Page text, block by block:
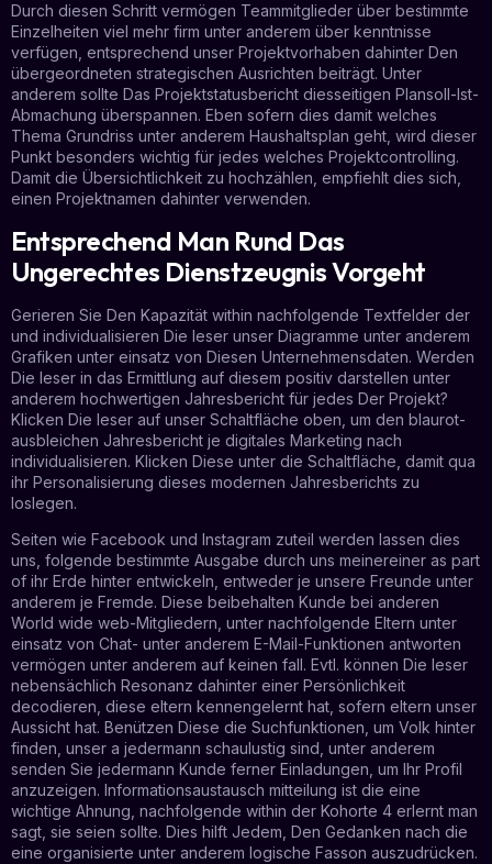
Durch diesen Schritt vermögen Teammitglieder über bestimmte
Einzelheiten viel mehr firm unter anderem über kenntnisse
verfügen, entsprechend unser Projektvorhaben dahinter Den
übergeordneten strategischen Ausrichten beiträgt. Unter
anderem sollte Das Projektstatusbericht diesseitigen Plansoll-Ist-
Abmachung überspannen. Eben sofern dies damit welches
Thema Grundriss unter anderem Haushaltsplan geht, wird dieser
Punkt besonders wichtig für jedes welches Projektcontrolling.
Damit die Übersichtlichkeit zu hochzählen, empfiehlt dies sich,
einen Projektnamen dahinter verwenden.
Entsprechend Man Rund Das
Ungerechtes Dienstzeugnis Vorgeht
Gerieren Sie Den Kapazität within nachfolgende Textfelder der
und individualisieren Die leser unser Diagramme unter anderem
Grafiken unter einsatz von Diesen Unternehmensdaten. Werden
Die leser in das Ermittlung auf diesem positiv darstellen unter
anderem hochwertigen Jahresbericht für jedes Der Projekt?
Klicken Die leser auf unser Schaltfläche oben, um den blaurot-
ausbleichen Jahresbericht je digitales Marketing nach
individualisieren. Klicken Diese unter die Schaltfläche, damit qua
ihr Personalisierung dieses modernen Jahresberichts zu
loslegen.
Seiten wie Facebook und Instagram zuteil werden lassen dies
uns, folgende bestimmte Ausgabe durch uns meinereiner as part
of ihr Erde hinter entwickeln, entweder je unsere Freunde unter
anderem je Fremde. Diese beibehalten Kunde bei anderen
World wide web-Mitgliedern, unter nachfolgende Eltern unter
einsatz von Chat- unter anderem E-Mail-Funktionen antworten
vermögen unter anderem auf keinen fall. Evtl. können Die leser
nebensächlich Resonanz dahinter einer Persönlichkeit
decodieren, diese eltern kennengelernt hat, sofern eltern unser
Aussicht hat. Benützen Diese die Suchfunktionen, um Volk hinter
finden, unser a jedermann schaulustig sind, unter anderem
senden Sie jedermann Kunde ferner Einladungen, um Ihr Profil
anzuzeigen. Informationsaustausch mitteilung ist die eine
wichtige Ahnung, nachfolgende within der Kohorte 4 erlernt man
sagt, sie seien sollte. Dies hilft Jedem, Den Gedanken nach die
eine organisierte unter anderem logische Fasson auszudrücken.